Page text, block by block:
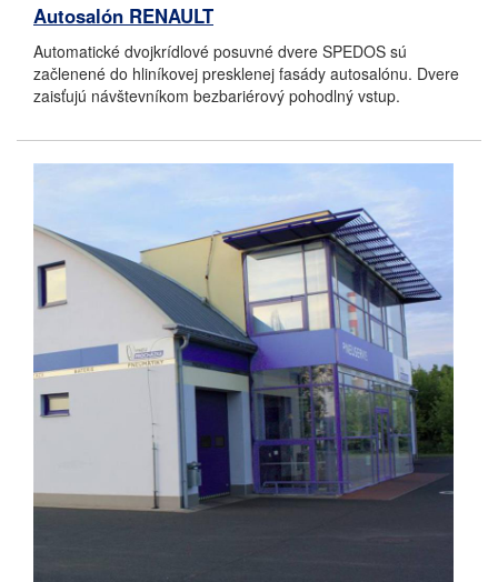
Autosalón RENAULT
Automatické dvojkrídlové posuvné dvere SPEDOS sú
začlenené do hliníkovej presklenej fasády autosalónu. Dvere
zaisťujú návštevníkom bezbariérový pohodlný vstup.